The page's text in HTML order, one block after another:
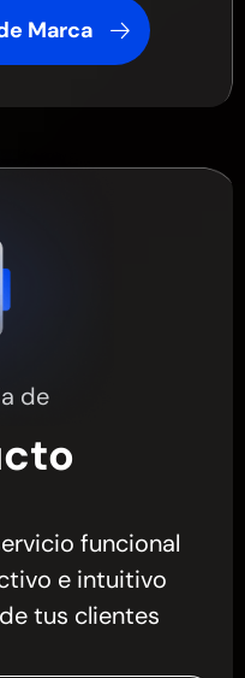
Marca
de
funcional
e intuitivo
tus clientes